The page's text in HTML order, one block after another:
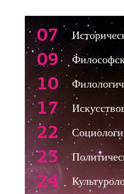
07
09
10
17
22
23
24